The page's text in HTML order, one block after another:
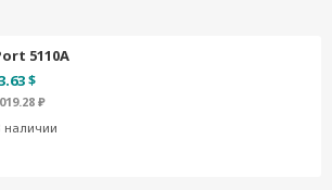
5110A
$
₽
наличии